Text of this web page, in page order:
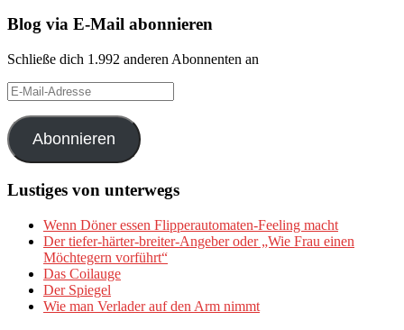
Blog via E-Mail abonnieren
Schließe dich 1.992 anderen Abonnenten an
E-
Mail-
Adresse
Abonnieren
Lustiges von unterwegs
Wenn Döner essen Flipperautomaten-Feeling macht
Der tiefer-härter-breiter-Angeber oder „Wie Frau einen
Möchtegern vorführt“
Das Coilauge
Der Spiegel
Wie man Verlader auf den Arm nimmt